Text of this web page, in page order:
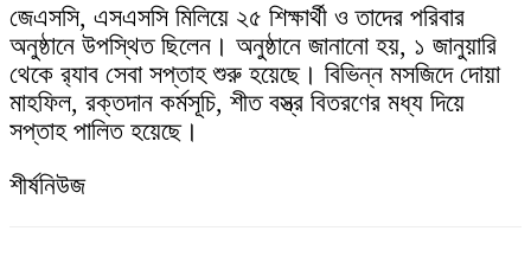
জেএসসি, এসএসসি মিলিয়ে ২৫ শিক্ষার্থী ও তাদের পরিবার
অনুষ্ঠানে উপস্থিত ছিলেন। অনুষ্ঠানে জানানো হয়, ১ জানুয়ারি
থেকে র‌্যাব সেবা সপ্তাহ শুরু হয়েছে। বিভিন্ন মসজিদে দোয়া
মাহফিল, রক্তদান কর্মসূচি, শীত বস্ত্র বিতরণের মধ্য দিয়ে
সপ্তাহ পালিত হয়েছে।
শীর্ষনিউজ